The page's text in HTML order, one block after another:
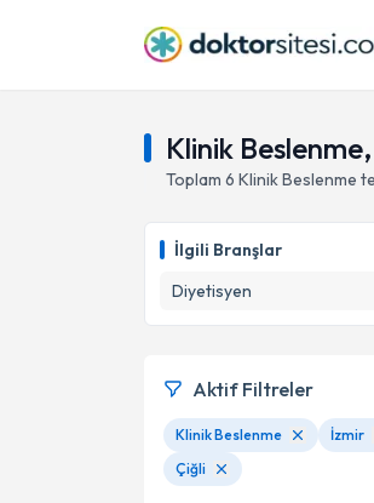
Klinik
Toplam 6 Klinik Beslenme
İlgili Branşlar
Diyetisyen
Aktif Filtreler
Klinik Beslenme
İzmir
Çiğli